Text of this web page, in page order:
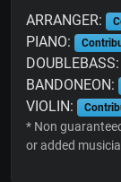
ARRANGER:
PIANO:
DOUBLEBASS:
BANDONEON:
VIOLIN:
* Non
or added